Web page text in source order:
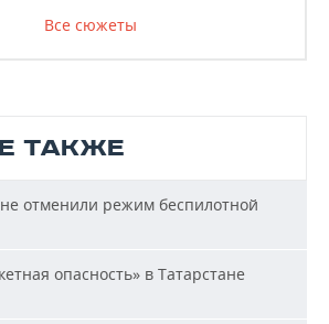
Все сюжеты
ТАКЖЕ
отменили режим беспилотной
опасность» в Татарстане